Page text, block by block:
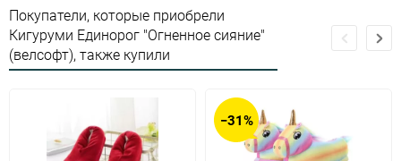
Покупатели, которые приобрели
Кигуруми Единорог "Огненное сияние"
(велсофт), также купили
−31%